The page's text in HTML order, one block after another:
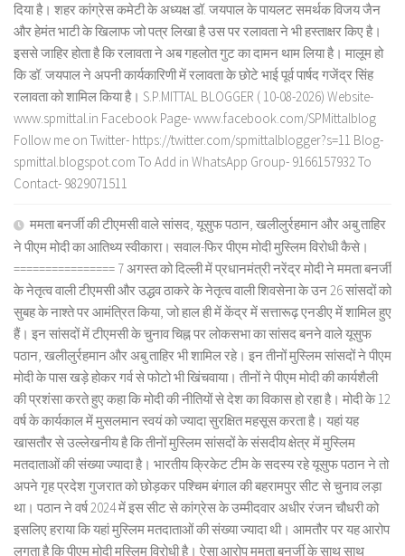
दिया है। शहर कांग्रेस कमेटी के अध्यक्ष डॉ. जयपाल के पायलट समर्थक विजय जैन
और हेमंत भाटी के खिलाफ जो पत्र लिखा है उस पर रलावता ने भी हस्ताक्षर किए है।
इससे जाहिर होता है कि रलावता ने अब गहलोत गुट का दामन थाम लिया है। मालूम हो
कि डॉ. जयपाल ने अपनी कार्यकारिणी में रलावता के छोटे भाई पूर्व पार्षद गजेंद्र सिंह
रलावता को शामिल किया है। S.P.MITTAL BLOGGER ( 10-08-2026) Website-
www.spmittal.in Facebook Page- www.facebook.com/SPMittalblog
Follow me on Twitter- https://twitter.com/spmittalblogger?s=11 Blog-
spmittal.blogspot.com To Add in WhatsApp Group- 9166157932 To
Contact- 9829071511
ममता बनर्जी की टीएमसी वाले सांसद, यूसुफ पठान, खलीलुर्रहमान और अबु ताहिर
ने पीएम मोदी का आतिथ्य स्वीकारा। सवाल-फिर पीएम मोदी मुस्लिम विरोधी कैसे।
================ 7 अगस्त को दिल्ली में प्रधानमंत्री नरेंद्र मोदी ने ममता बनर्जी
के नेतृत्व वाली टीएमसी और उद्धव ठाकरे के नेतृत्व वाली शिवसेना के उन 26 सांसदों को
सुबह के नाश्ते पर आमंत्रित किया, जो हाल ही में केंद्र में सत्तारूढ़ एनडीए में शामिल हुए
हैं। इन सांसदों में टीएमसी के चुनाव चिह्न पर लोकसभा का सांसद बनने वाले यूसुफ
पठान, खलीलुर्रहमान और अबु ताहिर भी शामिल रहे। इन तीनों मुस्लिम सांसदों ने पीएम
मोदी के पास खड़े होकर गर्व से फोटो भी खिंचवाया। तीनों ने पीएम मोदी की कार्यशैली
की प्रशंसा करते हुए कहा कि मोदी की नीतियों से देश का विकास हो रहा है। मोदी के 12
वर्ष के कार्यकाल में मुसलमान स्वयं को ज्यादा सुरक्षित महसूस करता है। यहां यह
खासतौर से उल्लेखनीय है कि तीनों मुस्लिम सांसदों के संसदीय क्षेत्र में मुस्लिम
मतदाताओं की संख्या ज्यादा है। भारतीय क्रिकेट टीम के सदस्य रहे यूसुफ पठान ने तो
अपने गृह प्रदेश गुजरात को छोड़कर पश्चिम बंगाल की बहरामपुर सीट से चुनाव लड़ा
था। पठान ने वर्ष 2024 में इस सीट से कांग्रेस के उम्मीदवार अधीर रंजन चौधरी को
इसलिए हराया कि यहां मुस्लिम मतदाताओं की संख्या ज्यादा थी। आमतौर पर यह आरोप
लगता है कि पीएम मोदी मुस्लिम विरोधी है। ऐसा आरोप ममता बनर्जी के साथ साथ